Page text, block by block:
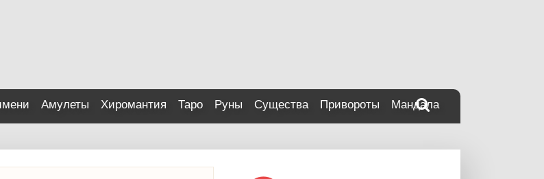
Амулеты Хиромантия Таро Руны Существа Привороты Мандала